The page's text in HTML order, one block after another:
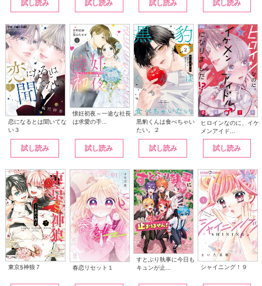
試し読み 試し読み 試し読み 試し読み
恋になるとは聞いてな
い３
試し読み
懐妊初夜～一途な社長
は求愛の手...
試し読み
黒豹くんは食べちゃい
たい。２
試し読み
ヒロインなのに、イケ
メンアイド...
試し読み
東京§神狼７ 春恋リセット１
すとぷり執事に今日も
キュンが止...
シャイニング！９